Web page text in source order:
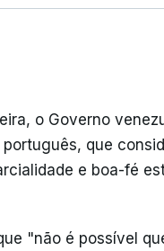
o Governo
que
e boa-fé
"não é possível